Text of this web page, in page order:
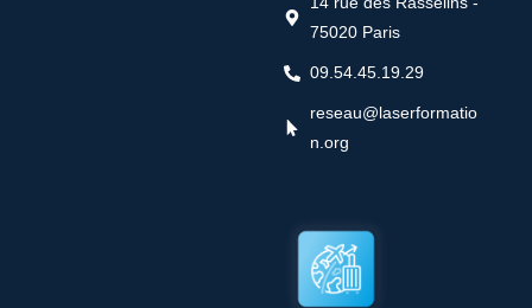
75020 Paris
09.54.45.19.29
reseau@laserformatio
n.org